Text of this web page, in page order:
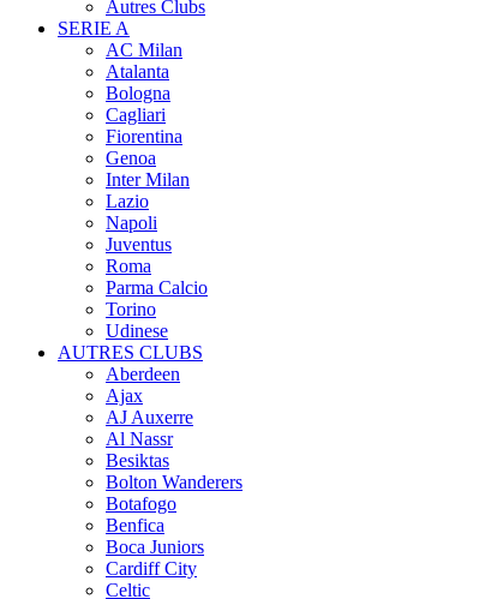
Autres Clubs
SERIE A
AC Milan
Atalanta
Bologna
Cagliari
Fiorentina
Genoa
Inter Milan
Lazio
Napoli
Juventus
Roma
Parma Calcio
Torino
Udinese
AUTRES CLUBS
Aberdeen
Ajax
AJ Auxerre
Al Nassr
Besiktas
Bolton Wanderers
Botafogo
Benfica
Boca Juniors
Cardiff City
Celtic